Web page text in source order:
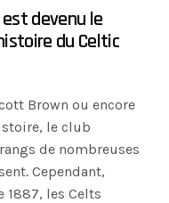
est devenu le
du Celtic
Brown ou encore
le club
de nombreuses
Cependant,
1887, les Celts